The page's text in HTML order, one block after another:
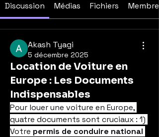
Discussion Médias Fichiers Membres
Akash Tyagi
5 décembre 2025
Location de Voiture en
Europe : Les Documents
Indispensables
Pour louer une voiture en Europe,
quatre documents sont cruciaux : 1)
Votre permis de conduire national